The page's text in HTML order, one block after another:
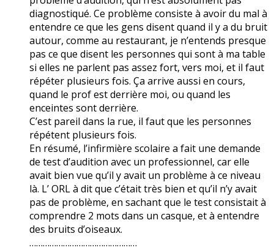
diagnostiqué. Ce problème consiste à avoir du mal à
entendre ce que les gens disent quand il y a du bruit
autour, comme au restaurant, je n’entends presque
pas ce que disent les personnes qui sont à ma table
si elles ne parlent pas assez fort, vers moi, et il faut
répéter plusieurs fois. Ça arrive aussi en cours,
quand le prof est derrière moi, ou quand les
enceintes sont derrière.
C’est pareil dans la rue, il faut que les personnes
répétent plusieurs fois.
En résumé, l’infirmière scolaire a fait une demande
de test d’audition avec un professionnel, car elle
avait bien vue qu’il y avait un problème à ce niveau
là. L’ ORL à dit que c’était très bien et qu’il n’y avait
pas de problème, en sachant que le test consistait à
comprendre 2 mots dans un casque, et à entendre
des bruits d’oiseaux.
…………………………………………